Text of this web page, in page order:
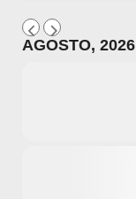
AGOSTO, 2026